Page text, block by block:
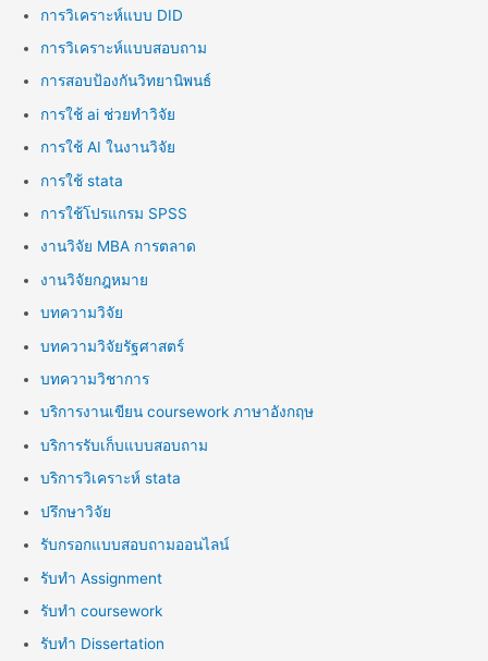
การวิเคราะห์แบบ DID
การวิเคราะห์แบบสอบถาม
การสอบป้องกันวิทยานิพนธ์
การใช้ ai ช่วยทำวิจัย
การใช้ AI ในงานวิจัย
การใช้ stata
การใช้โปรแกรม SPSS
งานวิจัย MBA การตลาด
งานวิจัยกฎหมาย
บทความวิจัย
บทความวิจัยรัฐศาสตร์
บทความวิชาการ
บริการงานเขียน coursework ภาษาอังกฤษ
บริการรับเก็บแบบสอบถาม
บริการวิเคราะห์ stata
ปรึกษาวิจัย
รับกรอกแบบสอบถามออนไลน์
รับทำ Assignment
รับทำ coursework
รับทำ Dissertation